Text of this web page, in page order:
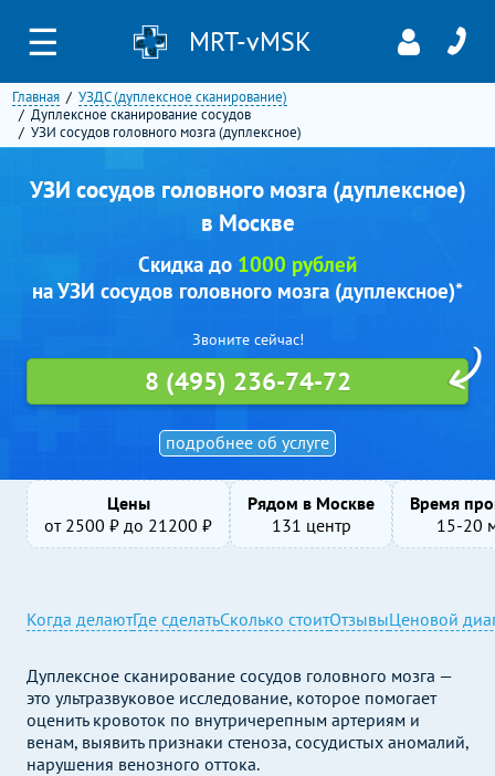
☰ MRT-vMSK
Главная
УЗДС (дуплексное сканирование)
Дуплексное сканирование сосудов
УЗИ сосудов головного мозга (дуплексное)
УЗИ сосудов головного мозга (дуплексное)
в Москве
подробнее об услуге
Скидка до 1000 рублей
на УЗИ сосудов головного мозга (дуплексное)*
Звоните сейчас!
8 (495) 236-74-72
Цены
от 2500 ₽ до 21200 ₽
Рядом в Москве
131 центр
Время
15-20
Когда делаютГде сделатьСколько стоитОтзывыЦеновой
Дуплексное сканирование сосудов головного мозга —
это ультразвуковое исследование, которое помогает
оценить кровоток по внутричерепным артериям и
венам, выявить признаки стеноза, сосудистых аномалий,
нарушения венозного оттока.